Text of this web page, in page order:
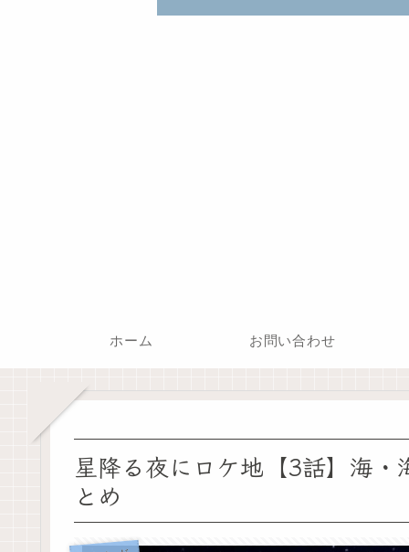
ホーム お問い合わせ
星降る夜にロケ地【3話】海
とめ